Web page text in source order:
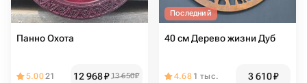
Панно Охота
5.0021 12 968₽ 13 650₽
Последний
40 см Дерево жизни Дуб
4.68 1 тыс. 3 610₽